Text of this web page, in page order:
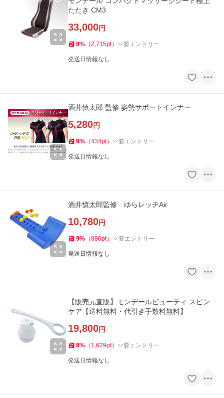
たたき CM3
33,000円
9% （2,715pt） 要エントリー
発送日情報なし
酒井慎太郎 監修 姿勢サポートインナー
5,280円
9% （434pt） 要エントリー
発送日情報なし
酒井慎太郎監修 ゆらレッチAir
10,780円
9% （886pt） 要エントリー
発送日情報なし
【販売元直販】モンデールビューティ スピン
ケア【送料無料・代引き手数料無料】
19,800円
9% （ 1,629pt） 要エントリー
発送日情報なし